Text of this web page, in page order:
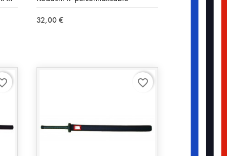
32,00 €
favorite_border